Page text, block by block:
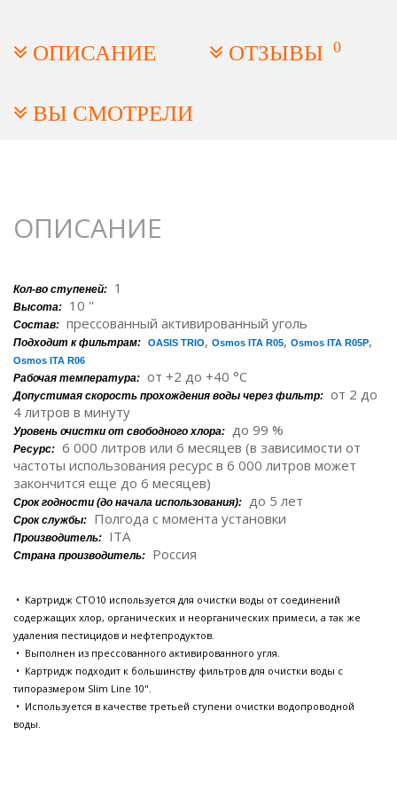
ОПИСАНИЕ ОТЗЫВЫ 0
ВЫ СМОТРЕЛИ
ОПИСАНИЕ
Кол-во ступеней: 1
Высота: 10 ''
Состав: прессованный активированный уголь
Подходит к фильтрам: OASIS TRIO, Osmos ITA R05, Osmos ITA R05P,
Osmos ITA R06
Рабочая температура: от +2 до +40 °C
Допустимая скорость прохождения воды через фильтр: от 2 до
4 литров в минуту
Уровень очистки от свободного хлора: до 99 %
Ресурс: 6 000 литров или 6 месяцев (в зависимости от
частоты использования ресурс в 6 000 литров может
закончится еще до 6 месяцев)
Срок годности (до начала использования): до 5 лет
Срок службы: Полгода с момента установки
Производитель: ITA
Страна производитель: Россия
• Картридж CTO10 используется для очистки воды от соединений
содержащих хлор, органических и неорганических примеси, а так же
удаления пестицидов и нефтепродуктов.
• Выполнен из прессованного активированного угля.
• Картридж подходит к большинству фильтров для очистки воды с
типоразмером Slim Line 10".
• Используется в качестве третьей ступени очистки водопроводной
воды.